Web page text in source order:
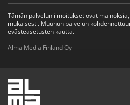
Tämän palvelun ilmoitukset ovat
mukaisesti. Muuhun palvelun
evästeasetusten kautta.
Alma Media Finland Oy